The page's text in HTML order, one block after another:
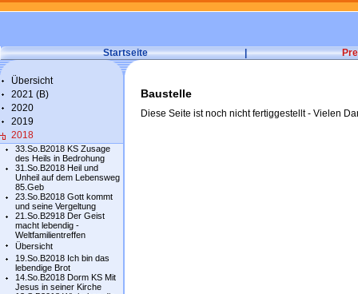
Startseite |
Übersicht
2021 (B)
2020
2019
2018
33.So.B2018 KS Zusage
des Heils in Bedrohung
31.So.B2018 Heil und
Unheil auf dem Lebensweg
85.Geb
23.So.B2018 Gott kommt
und seine Vergeltung
21.So.B2918 Der Geist
macht lebendig -
Weltfamilientreffen
Übersicht
19.So.B2018 Ich bin das
lebendige Brot
14.So.B2018 Dorm KS Mit
Jesus in seiner Kirche
Baustelle
Diese Seite ist noch nicht fertiggestellt - Vielen